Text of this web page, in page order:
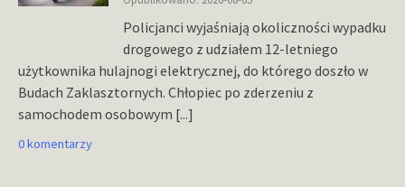
Policjanci wyjaśniają okoliczności wypadku
drogowego z udziałem 12-letniego
użytkownika hulajnogi elektrycznej, do którego doszło w
Budach Zaklasztornych. Chłopiec po zderzeniu z
samochodem osobowym [...]
0 komentarzy